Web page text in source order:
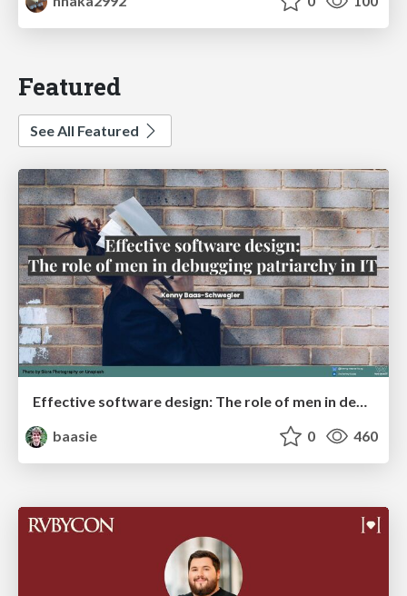
Featured
See All Featured
Effective software design: The role of men in debugging patriarchy in IT @ Voxxed Days AMS
baasie
0 460